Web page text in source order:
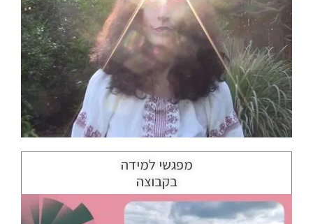
מפגשי למידה
בקבוצה